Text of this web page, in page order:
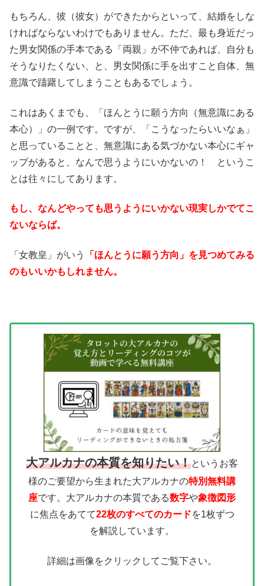
もちろん、彼（彼女）ができたからといって、結婚をしな
ければならないわけでもありません。ただ、最も身近だっ
た男女関係の手本である「両親」が不仲であれば、自分も
そうなりたくない、と、男女関係に手を出すこと自体、無
意識で躊躇してしまうこともあるでしょう。
これはあくまでも、「ほんとうに願う方向（無意識にある
本心）」の一例です。ですが、「こうなったらいいなぁ」
と思っていることと、無意識にある気づかない本心にギャ
ップがあると、なんで思うようにいかないの！ というこ
とは往々にしてあります。
もし、なんどやっても思うようにいかない現実しかでてこ
ないならば。
「女教皇」がいう
「ほんとうに願う方向」を見つめてみる
のもいいかもしれません。
大アルカナの本質を知りたい！というお客
様のご要望から生まれた大アルカナの特別無料講
座です。大アルカナの本質である数字や象徴図形
に焦点をあてて22枚のすべてのカードを1枚ずつ
を解説しています。
詳細は画像をクリックしてご覧下さい。